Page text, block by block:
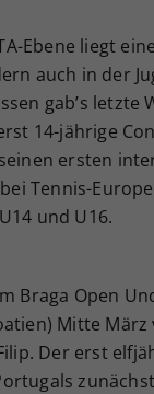
Ebene liegt
auch in der
gab’s letzte
14-jährige
ersten
Tennis-
und U16.
Braga Open
Mitte
Der erst